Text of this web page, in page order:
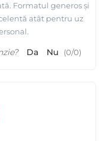
Formatul generos și
atât pentru uz
Da Nu (0/0)